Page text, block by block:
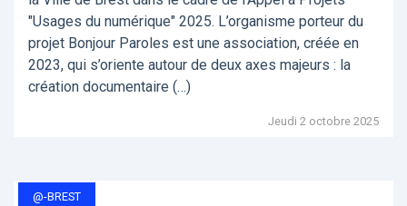
"Usages du numérique" 2025. L’organisme porteur du
projet Bonjour Paroles est une association, créée en
2023, qui s’oriente autour de deux axes majeurs : la
création documentaire (…)
Jeudi 2 octobre 2025
@-BREST